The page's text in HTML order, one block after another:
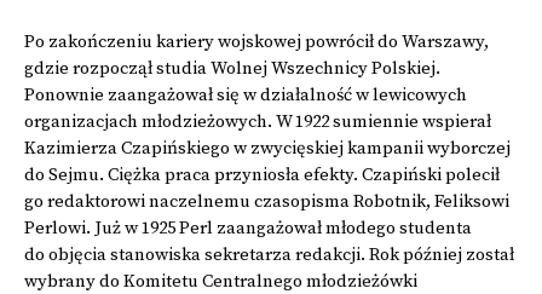
Po zakończeniu kariery wojskowej powrócił do Warszawy,
gdzie rozpoczął studia Wolnej Wszechnicy Polskiej.
Ponownie zaangażował się w działalność w lewicowych
organizacjach młodzieżowych. W 1922 sumiennie wspierał
Kazimierza Czapińskiego w zwycięskiej kampanii wyborczej
do Sejmu. Ciężka praca przyniosła efekty. Czapiński polecił
go redaktorowi naczelnemu czasopisma Robotnik, Feliksowi
Perlowi. Już w 1925 Perl zaangażował młodego studenta
do objęcia stanowiska sekretarza redakcji. Rok później został
wybrany do Komitetu Centralnego młodzieżówki